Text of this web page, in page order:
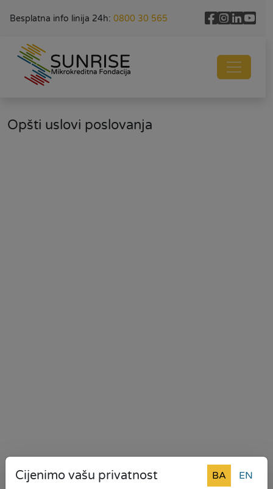
Besplatna info linija 24h: 0800 30 565
Opšti uslovi poslovanja
Cijenimo vašu privatnost BA EN